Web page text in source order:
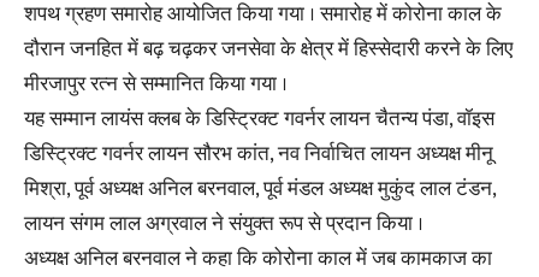
शपथ ग्रहण समारोह आयोजित किया गया । समारोह में कोरोना काल के
दौरान जनहित में बढ़ चढ़कर जनसेवा के क्षेत्र में हिस्सेदारी करने के लिए
मीरजापुर रत्न से सम्मानित किया गया ।
यह सम्मान लायंस क्लब के डिस्ट्रिक्ट गवर्नर लायन चैतन्य पंडा, वॉइस
डिस्ट्रिक्ट गवर्नर लायन सौरभ कांत, नव निर्वाचित लायन अध्यक्ष मीनू
मिश्रा, पूर्व अध्यक्ष अनिल बरनवाल, पूर्व मंडल अध्यक्ष मुकुंद लाल टंडन,
लायन संगम लाल अग्रवाल ने संयुक्त रूप से प्रदान किया ।
अध्यक्ष अनिल बरनवाल ने कहा कि कोरोना काल में जब कामकाज का